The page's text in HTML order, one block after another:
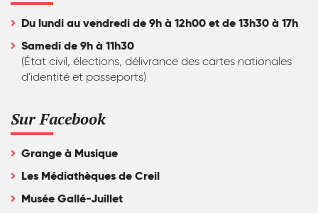
Du lundi au vendredi de 9h à 12h00 et de 13h30 à 17h
Samedi de 9h à 11h30
(État civil, élections, délivrance des cartes nationales
d'identité et passeports)
Sur Facebook
Grange à Musique
Les Médiathèques de Creil
Musée Gallé-Juillet